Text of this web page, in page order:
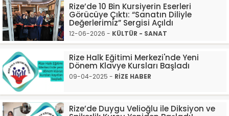
Rize’de 10 Bin Kursiyerin Eserleri
Görücüye Çıktı: “Sanatın Diliyle
Değerlerimiz” Sergisi Açıldı
12-06-2026 - KÜLTÜR - SANAT
Rize Halk Eğitimi Merkezi'nde Yeni
Dönem Klavye Kursları Başladı
09-04-2025 - RİZE HABER
Rize’de Duygu Velioğlu ile Diksiyon ve